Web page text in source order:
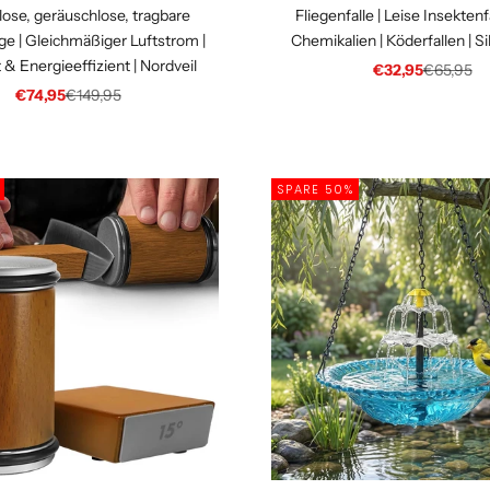
geräuschlose, tragbare
| Gleichmäßiger Luftstrom |
& Energieeffizient | Nordveil
Angebot
€74,95Regulärer Preis
€149,95
Fliegenfalle | Leise
Chemikalien | Köderfallen |
Angebot
€32,95Regulärer
€65,95
SPARE 50%